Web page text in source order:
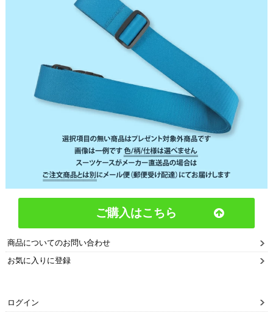
ご購入はこちら
商品についてのお問い合わせ
お気に入りに登録
ログイン